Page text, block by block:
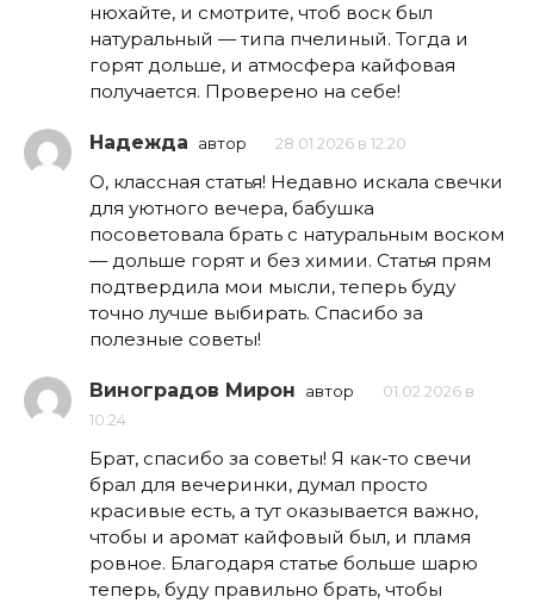
нюхайте, и смотрите, чтоб воск был
натуральный — типа пчелиный. Тогда и
горят дольше, и атмосфера кайфовая
получается. Проверено на себе!
Надежда автор 28.01.2026 в 12:20
О, классная статья! Недавно искала свечки
для уютного вечера, бабушка
посоветовала брать с натуральным воском
— дольше горят и без химии. Статья прям
подтвердила мои мысли, теперь буду
точно лучше выбирать. Спасибо за
полезные советы!
Виноградов Мирон автор
01.02.2026 в
10:24
Брат, спасибо за советы! Я как-то свечи
брал для вечеринки, думал просто
красивые есть, а тут оказывается важно,
чтобы и аромат кайфовый был, и пламя
ровное. Благодаря статье больше шарю
теперь, буду правильно брать, чтобы